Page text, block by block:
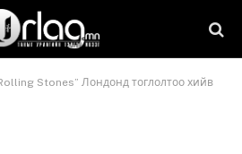
Stones” Лондонд тоглолтоо хийв